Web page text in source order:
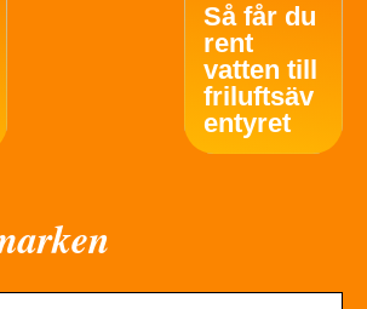
Så får du
rent
vatten till
friluftsäv
entyret